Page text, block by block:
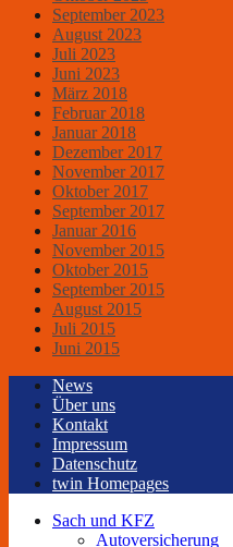
September 2023
August 2023
Juli 2023
Juni 2023
März 2018
Februar 2018
Januar 2018
Dezember 2017
November 2017
Oktober 2017
September 2017
Januar 2016
November 2015
Oktober 2015
September 2015
August 2015
Juli 2015
Juni 2015
News
Über uns
Kontakt
Impressum
Datenschutz
twin Homepages
Sach und KFZ
Autoversicherung